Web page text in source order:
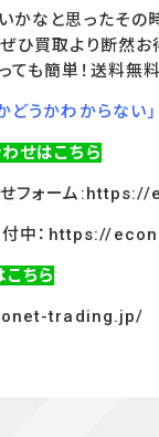
かなと思ったその
ひ買取より断然お
ても簡単！送料無
どうかわからない
せはこちら
フォーム:https://
中： https://
ちら
trading.jp/